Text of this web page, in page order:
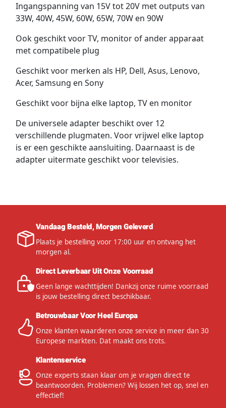
Ingangspanning van 15V tot 20V met outputs van
33W, 40W, 45W, 60W, 65W, 70W en 90W
Ook geschikt voor TV, monitor of ander apparaat
met compatibele plug
Geschikt voor merken als HP, Dell, Asus, Lenovo,
Acer, Samsung en Sony
Geschikt voor bijna elke laptop, TV en monitor
De universele adapter beschikt over 12
verschillende plugmaten. Voor vrijwel elke laptop
is er een geschikte aansluiting. Daarnaast is de
adapter uitermate geschikt voor televisies.
Vandaag Besteld, Morgen Geleverd
Plaats je bestelling voor 17:00 uur en ontvang het
morgen al.
Direct Leverbaar Uit Onze Voorraad
Geen lange wachttijden! Dankzij onze ruime voorraad
is jouw bestelling direct beschikbaar.
Betrouwbaar Voor Heel Europa
Onze klanten waarderen onze service in meer dan 30
Europese markten. Dat maakt ons trots.
Klantenservice
Onze experts staan klaar om je vragen direct te
beantwoorden. Problemen? Wij lossen het op, snel en
effectief!